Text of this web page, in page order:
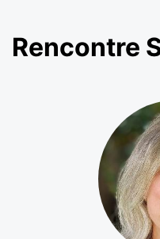
Rencontre